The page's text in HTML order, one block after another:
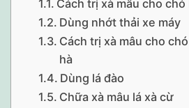
Cách trị xà mâu cho
Dùng nhớt thải xe máy
Cách trị xà mâu cho
hà
Dùng lá đào
Chữa xà mâu lá xà cừ